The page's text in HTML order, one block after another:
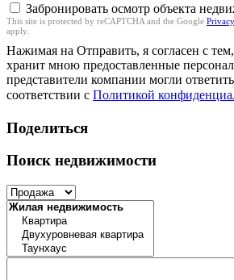
Забронировать осмотр объекта
This site is protected by reCAPTCHA and the Google
apply.
Нажимая на Отправить, я согласен с
хранит мною предоставленные
представители компании могли
соответствии с Политикой
Поделиться
Поиск недвижимости